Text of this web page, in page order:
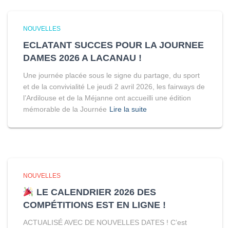
NOUVELLES
ECLATANT SUCCES POUR LA JOURNEE
DAMES 2026 A LACANAU !
Une journée placée sous le signe du partage, du sport
et de la convivialité Le jeudi 2 avril 2026, les fairways de
l’Ardilouse et de la Méjanne ont accueilli une édition
mémorable de la Journée Lire la suite
NOUVELLES
LE CALENDRIER 2026 DES
COMPÉTITIONS EST EN LIGNE !
ACTUALISÉ AVEC DE NOUVELLES DATES ! C’est